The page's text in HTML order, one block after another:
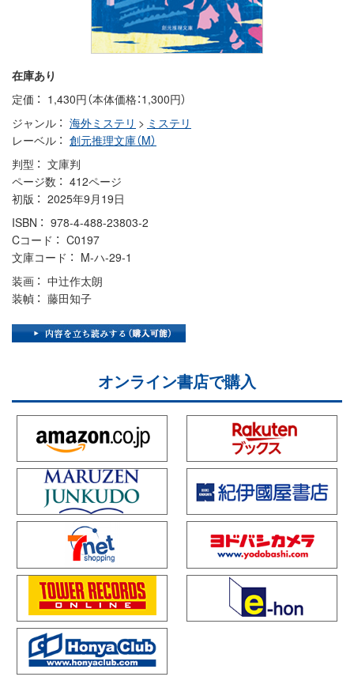
在庫あり
定価
1,430円（本体価格：1,300円）
ジャンル
海外ミステリ > ミステリ
レーベル
創元推理文庫（M）
判型
文庫判
ページ数
412ページ
初版
2025年9月19日
ISBN
978-4-488-23803-2
Cコード
C0197
文庫コード
M-ハ-29-1
装画
中辻作太朗
装幀
藤田知子
オンライン書店で購入